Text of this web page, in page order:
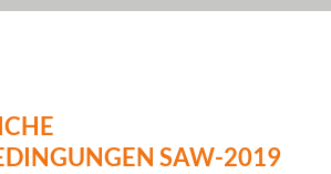
SAW-2019